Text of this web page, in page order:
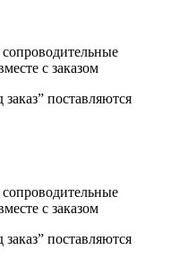
с заказом
поставляются
с заказом
поставляются